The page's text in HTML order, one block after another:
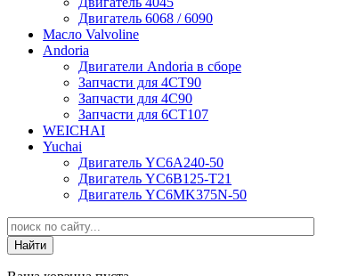
Двигатель 6068 / 6090
Масло Valvoline
Andoria
Двигатели Andoria в сборе
Запчасти для 4CT90
Запчасти для 4С90
Запчасти для 6CT107
WEICHAI
Yuchai
Двигатель YC6A240-50
Двигатель YC6B125-T21
Двигатель YC6MK375N-50